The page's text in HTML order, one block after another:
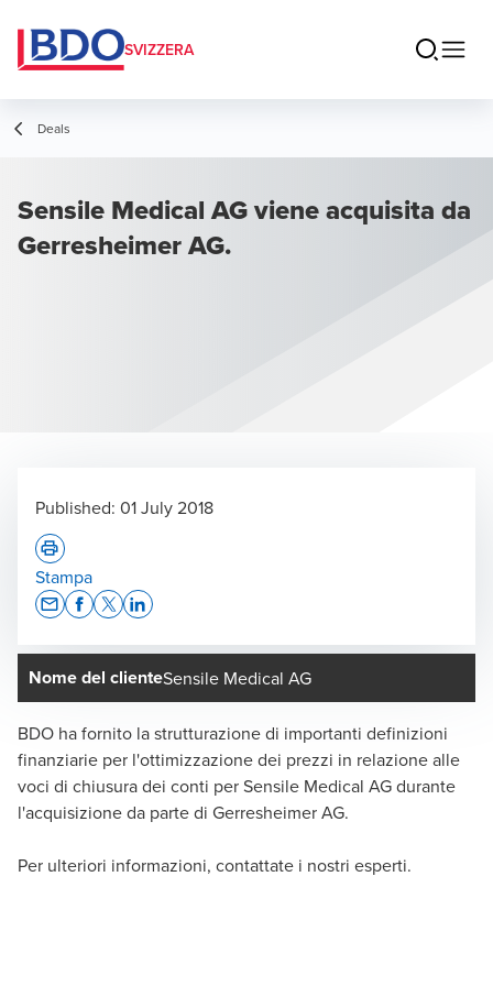
SVIZZERA
Deals
Sensile Medical AG viene acquisita da
Gerresheimer AG.
Nome del clienteSensile Medical AG
BDO ha fornito la strutturazione di importanti definizioni
finanziarie per l'ottimizzazione dei prezzi in relazione alle
voci di chiusura dei conti per Sensile Medical AG durante
l'acquisizione da parte di Gerresheimer AG.
Per ulteriori informazioni, contattate i nostri esperti.
Published: 01 July 2018
Stampa